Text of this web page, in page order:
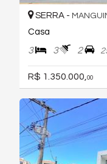
SERRA -
Casa
3 3 2
R$ 1.350.000, 00